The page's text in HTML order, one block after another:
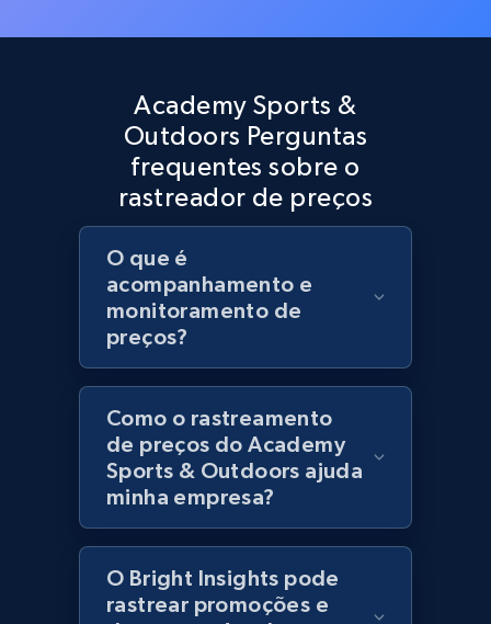
Target - Discover products by specified
URL, Product id, Title, Product description,
Rating, Reviews count, Initial price, Discount,
Comece agora
Zara - Products
Category id, Product id, Product name, Price,
1.2K+ 208+ Comece agora
Zara - Products - discovery by category url
Category id, Product id, Product name, Price,
Academy Sports &
Outdoors Perguntas
frequentes sobre o
rastreador de preços
O que é
acompanhamento e
monitoramento de
preços?
Como o rastreamento
de preços do Academy
Sports & Outdoors ajuda
minha empresa?
O Bright Insights pode
rastrear promoções e